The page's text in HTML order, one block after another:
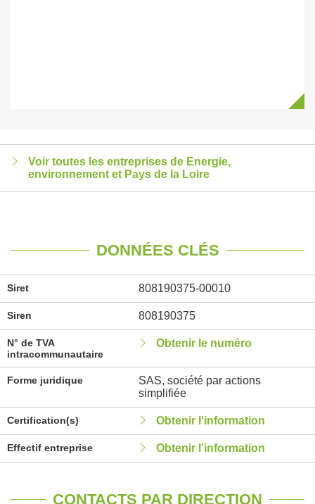
Voir toutes les entreprises de Energie,
environnement et Pays de la Loire
DONNÉES CLÉS
Siret 808190375-00010
Siren 808190375
N° de TVA
intracommunautaire
Obtenir le numéro
Forme juridique
SAS, société par actions
simplifiée
Certification(s) Obtenir l'information
Effectif entreprise Obtenir l'information
CONTACTS PAR DIRECTION